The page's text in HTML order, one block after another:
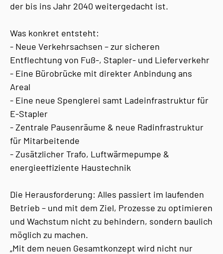
der bis ins Jahr 2040 weitergedacht ist.
Was konkret entsteht:
- Neue Verkehrsachsen – zur sicheren
Entflechtung von Fuß-, Stapler- und Lieferverkehr
- Eine Bürobrücke mit direkter Anbindung ans
Areal
- Eine neue Spenglerei samt Ladeinfrastruktur für
E-Stapler
- Zentrale Pausenräume & neue Radinfrastruktur
für Mitarbeitende
- Zusätzlicher Trafo, Luftwärmepumpe &
energieeffiziente Haustechnik
Die Herausforderung: Alles passiert im laufenden
Betrieb – und mit dem Ziel, Prozesse zu optimieren
und Wachstum nicht zu behindern, sondern baulich
möglich zu machen.
„Mit dem neuen Gesamtkonzept wird nicht nur